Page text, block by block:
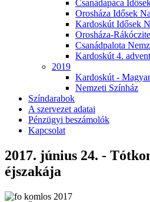
Csanádapáca
Orosháza Idősek
Kardoskút Idősek
Orosháza-
Csanádpalota
Kardoskút 4.
2019
Kardoskút -
Nemzeti Színház
Színdarabok
A szervezet adatai
Pénzügyi beszámolók
Kapcsolat
2017. június 24. -
éjszakája